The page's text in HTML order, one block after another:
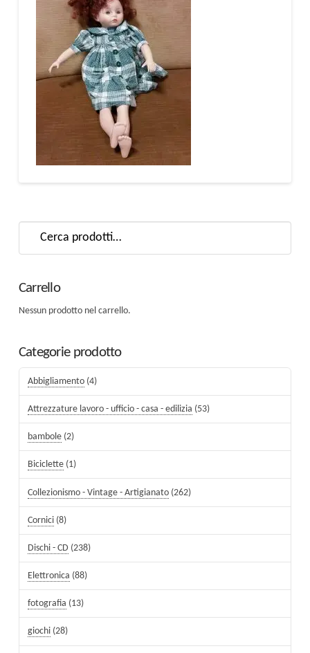
Carrello
Nessun prodotto nel carrello.
Categorie prodotto
Abbigliamento (4)
Attrezzature lavoro - ufficio - casa - edilizia (53)
bambole (2)
Biciclette (1)
Collezionismo - Vintage - Artigianato (262)
Cornici (8)
Dischi - CD (238)
Elettronica (88)
fotografia (13)
giochi (28)